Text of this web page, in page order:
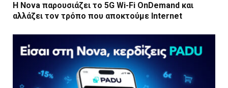
Η Nova παρουσιάζει το 5G Wi-Fi OnDemand και
αλλάζει τον τρόπο που αποκτούμε Internet